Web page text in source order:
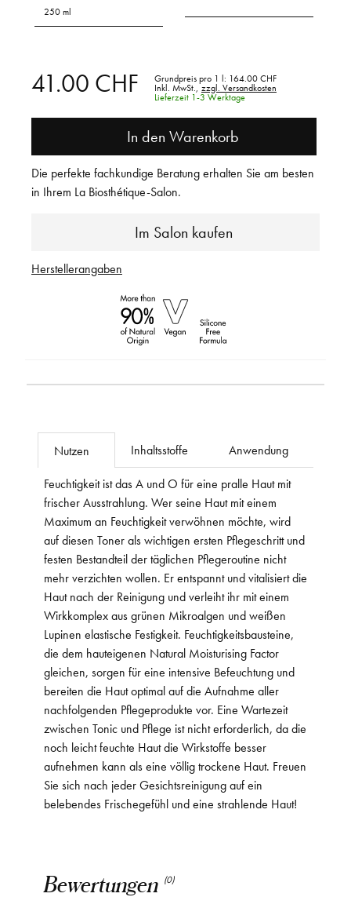
250 ml
41.00 CHF Grundpreis pro 1 l: 164.00 CHF
Inkl. MwSt.,
zzgl. Versandkosten
Lieferzeit 1-3 Werktage
In den Warenkorb
Im Salon kaufen
Die perfekte fachkundige Beratung erhalten Sie am besten
in Ihrem La Biosthétique-Salon.
Herstellerangaben
Bewertungen (0)
Nutzen Inhaltsstoffe Anwendung
Feuchtigkeit ist das A und O für eine pralle Haut mit
frischer Ausstrahlung. Wer seine Haut mit einem
Maximum an Feuchtigkeit verwöhnen möchte, wird
auf diesen Toner als wichtigen ersten Pflegeschritt und
festen Bestandteil der täglichen Pflegeroutine nicht
mehr verzichten wollen. Er entspannt und vitalisiert die
Haut nach der Reinigung und verleiht ihr mit einem
Wirkkomplex aus grünen Mikroalgen und weißen
Lupinen elastische Festigkeit. Feuchtigkeitsbausteine,
die dem hauteigenen Natural Moisturising Factor
gleichen, sorgen für eine intensive Befeuchtung und
bereiten die Haut optimal auf die Aufnahme aller
nachfolgenden Pflegeprodukte vor. Eine Wartezeit
zwischen Tonic und Pflege ist nicht erforderlich, da die
noch leicht feuchte Haut die Wirkstoffe besser
aufnehmen kann als eine völlig trockene Haut. Freuen
Sie sich nach jeder Gesichtsreinigung auf ein
belebendes Frischegefühl und eine strahlende Haut!